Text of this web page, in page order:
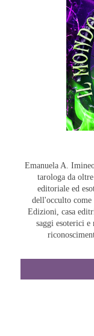
Emanuela A.
tarologa da
editoriale ed
dell'occulto come
Edizioni, casa
saggi esoterici